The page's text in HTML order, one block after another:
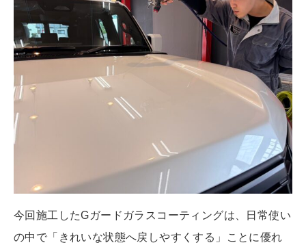
今回施工したGガードガラスコーティングは、日常使い
の中で「きれいな状態へ戻しやすくする」ことに優れ